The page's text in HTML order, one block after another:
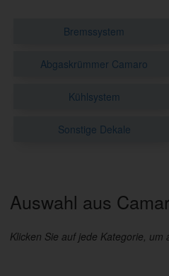
Bremssystem
Abgaskrümmer Camaro
Kühlsystem
Sonstige Dekale
Auswahl aus
Klicken Sie auf jede Kategorie, um